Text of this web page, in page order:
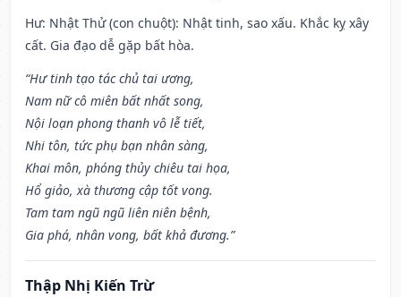
Hư: Nhật Thử (con chuột): Nhật tinh, sao xấu. Khắc kỵ xây
cất. Gia đạo dễ gặp bất hòa.
“Hư tinh tạo tác chủ tai ương,
Nam nữ cô miên bất nhất song,
Nội loạn phong thanh vô lễ tiết,
Nhi tôn, tức phụ bạn nhân sàng,
Khai môn, phóng thủy chiêu tai họa,
Hổ giảo, xà thương cập tốt vong.
Tam tam ngũ ngũ liên niên bệnh,
Gia phá, nhân vong, bất khả đương.”
Thập Nhị Kiến Trừ